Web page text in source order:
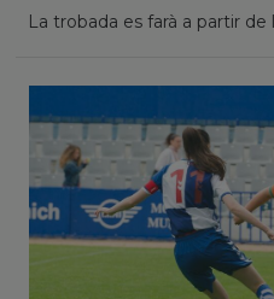
La trobada es farà a partir de